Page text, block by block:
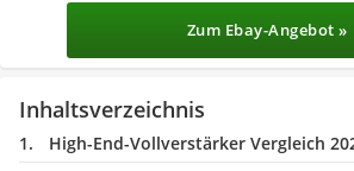
Zum Ebay-Angebot »
Inhaltsverzeichnis
High-End-Vollverstärker Vergleich